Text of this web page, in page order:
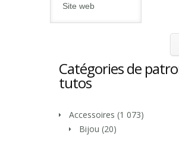
Catégories de
tutos
Accessoires (1 073)
Bijou (20)